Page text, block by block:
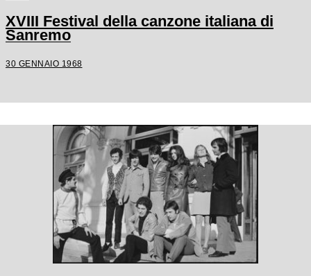
XVIII Festival della canzone italiana di
Sanremo
30 GENNAIO 1968